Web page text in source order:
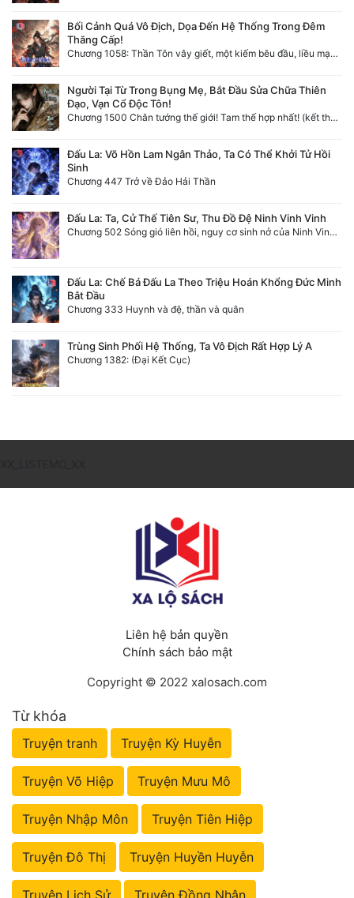
Bối Cảnh Quá Vô Địch, Dọa Đến Hệ Thống Trong Đêm
Thăng Cấp!
Chương 1058: Thần Tôn vây giết, một kiếm bêu đầu, liều mạng một lần!
Người Tại Từ Trong Bụng Mẹ, Bắt Đầu Sửa Chữa Thiên
Đạo, Vạn Cổ Độc Tôn!
Chương 1500 Chân tướng thế giới! Tam thế hợp nhất! (kết thúc) (5)
Đấu La: Võ Hồn Lam Ngân Thảo, Ta Có Thể Khởi Tử Hồi
Sinh
Chương 447 Trở về Đảo Hải Thần
Đấu La: Ta, Cử Thế Tiên Sư, Thu Đồ Đệ Ninh Vinh Vinh
Chương 502 Sóng gió liên hồi, nguy cơ sinh nở của Ninh Vinh Vinh [HẾT]
Đấu La: Chế Bá Đấu La Theo Triệu Hoán Khổng Đức Minh
Bắt Đầu
Chương 333 Huynh và đệ, thần và quân
Trùng Sinh Phối Hệ Thống, Ta Vô Địch Rất Hợp Lý A
Chương 1382: (Đại Kết Cục)
Liên hệ bản quyền
Chính sách bảo mật
Copyright © 2022 xalosach.com
Từ khóa
Truyện tranh Truyện Kỳ Huyễn
Truyện Võ Hiệp Truyện Mưu Mô
Truyện Nhập Môn Truyện Tiên Hiệp
Truyện Đô Thị Truyện Huyền Huyễn
Truyện Lịch Sử Truyện Đồng Nhân